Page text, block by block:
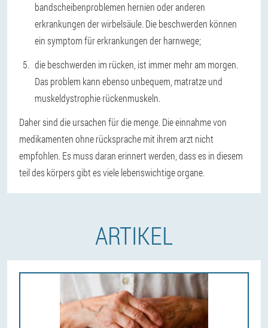
bandscheibenproblemen hernien oder anderen
erkrankungen der wirbelsäule. Die beschwerden können
ein symptom für erkrankungen der harnwege;
die beschwerden im rücken, ist immer mehr am morgen.
Das problem kann ebenso unbequem, matratze und
muskeldystrophie rückenmuskeln.
Daher sind die ursachen für die menge. Die einnahme von
medikamenten ohne rücksprache mit ihrem arzt nicht
empfohlen. Es muss daran erinnert werden, dass es in diesem
teil des körpers gibt es viele lebenswichtige organe.
ARTIKEL